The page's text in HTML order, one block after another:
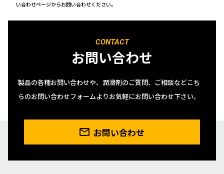
い合わせページからお問い合わせください。
CONTACT
お問い合わせ
製品の各種お問い合わせや、潤滑剤のご質問、ご相談などこち
らのお問い合わせフォームよりお気軽にお問い合わせ下さい。
お問い合わせ